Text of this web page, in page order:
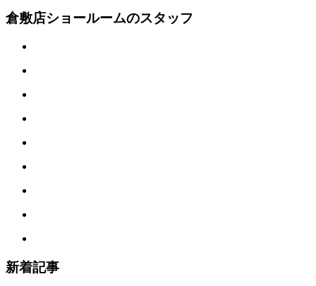
倉敷店ショールームのスタッフ
新着記事